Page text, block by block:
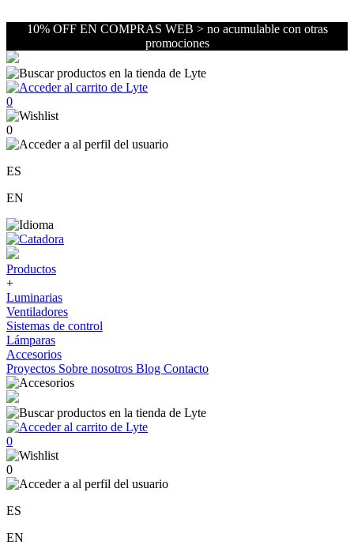
10% OFF EN COMPRAS WEB > no acumulable con otras
promociones
0
0
ES
EN
Productos
+
Luminarias
Ventiladores
Sistemas de control
Lámparas
Accesorios
Proyectos Sobre nosotros Blog Contacto
0
0
ES
EN